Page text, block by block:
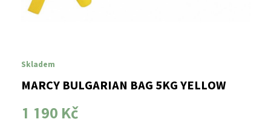
Skladem
MARCY BULGARIAN BAG 5KG YELLOW
1 190 Kč